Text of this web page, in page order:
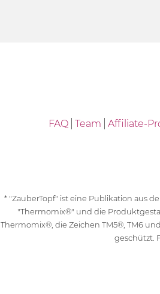
FAQ Team Affiliate-
* "ZauberTopf" ist eine Publikation aus
"Thermomix®" und die
Thermomix®, die Zeichen TM5®, TM6
geschützt.